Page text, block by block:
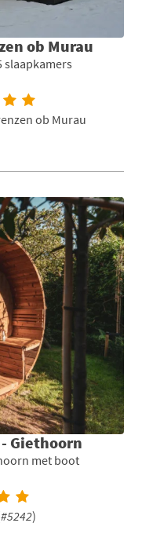
ob Murau
slaapkamers
ob Murau
Giethoorn
met boot
#5242)